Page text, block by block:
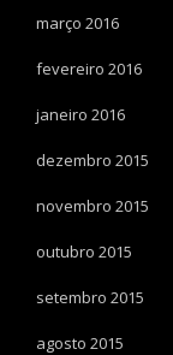
março 2016
fevereiro 2016
janeiro 2016
dezembro 2015
novembro 2015
outubro 2015
setembro 2015
agosto 2015